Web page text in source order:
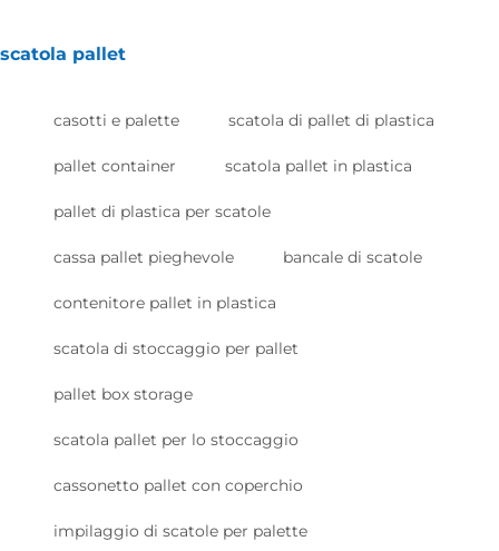
scatola pallet
casotti e palette scatola di pallet di plastica
pallet container scatola pallet in plastica
pallet di plastica per scatole
cassa pallet pieghevole bancale di scatole
contenitore pallet in plastica
scatola di stoccaggio per pallet
pallet box storage
scatola pallet per lo stoccaggio
cassonetto pallet con coperchio
impilaggio di scatole per palette